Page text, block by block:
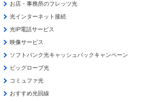
お店・事務所のフレッツ光
光インターネット接続
光IP電話サービス
映像サービス
ソフトバンク光キャッシュバックキャンペーン
ビッグローブ光
コミュファ光
おすすめ光回線